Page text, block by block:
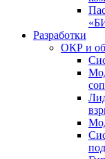
Разработки
ОКР и